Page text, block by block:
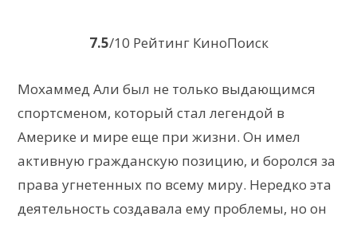
7.5/10 Рейтинг КиноПоиск
Мохаммед Али был не только выдающимся
спортсменом, который стал легендой в
Америке и мире еще при жизни. Он имел
активную гражданскую позицию, и боролся за
права угнетенных по всему миру. Нередко эта
деятельность создавала ему проблемы, но он